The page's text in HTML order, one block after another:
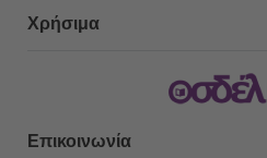
Χρήσιμα
Επικοινωνία